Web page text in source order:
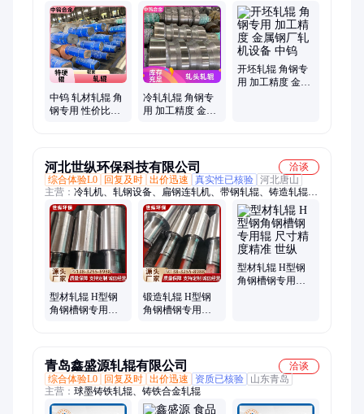
铸铁轧辊、平面轧辊、软轧轧辊、轧身轧辊、辊面轧辊、轧辊辊
身、轧颈轧辊、二手轧辊、线材轧辊、铸钢轧辊、管机轧辊、带
槽轧辊、锻钢轧辊、轴承轧辊、挤压辊、轧机架、钢轧机、轧碾
钢材、专用轧机
中钨 轧材轧辊 角
钢专用 性价比高
冷轧轧辊 角钢专
用 加工精度 金属
开坯轧辊 角钢专
用 加工精度 金属
河北世纵环保科技有限公司
洽谈
综合体验L0
回复及时 出价迅速 真实性已核验 河北唐山
主营： 冷轧机、轧钢设备、扁钢连轧机、带钢轧辊、铸造轧辊、
型材轧辊、冷轧连轧机、二辊轧钢生产线、小型型材轧钢机、三
辊轧钢机、二辊冷轧机、大型轧机、线材轧机、金属板带轧机、
钢板飞剪机、棒材飞剪机、板材飞剪机、横列式轧钢机、横列式
轧机、二手冷轧轧钢设备、二手小型轧钢设备、二手成套轧钢设
备、二手棒材轧钢设备、二手带钢轧钢设备、二手大型轧钢设备
型材轧辊 H型钢
角钢槽钢专用辊
锻造轧辊 H型钢
角钢槽钢专用辊
型材轧辊 H型钢
角钢槽钢专用辊
青岛鑫盛源轧辊有限公司
洽谈
综合体验L0
回复及时 出价迅速 资质已核验
山东青岛
主营： 球墨铸铁轧辊、铸铁合金轧辊